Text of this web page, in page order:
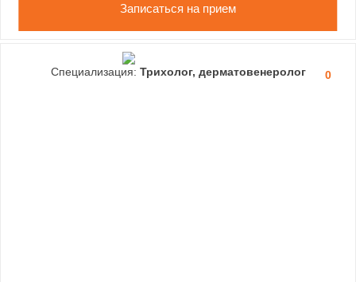
Записаться на прием
0
Специализация: Трихолог, дерматовенеролог